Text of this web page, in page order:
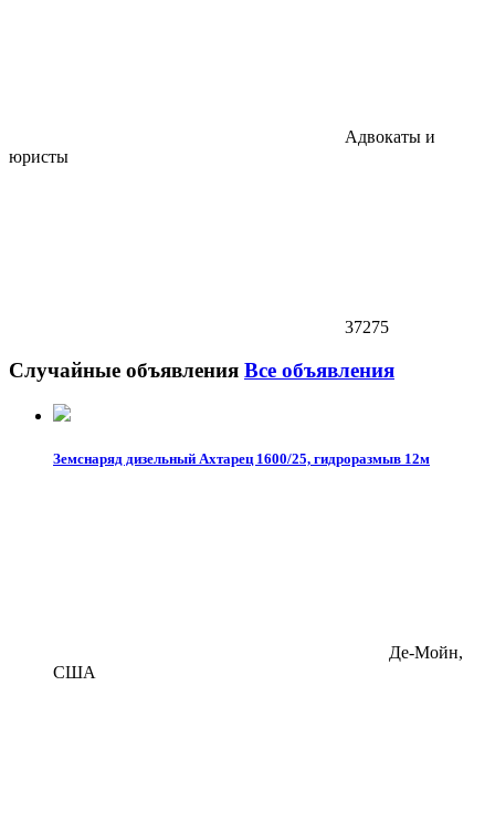
Адвокаты и
юристы
37275
Случайные объявления Все объявления
Земснаряд дизельный Ахтарец 1600/25, гидроразмыв 12м
Де-Мойн,
США